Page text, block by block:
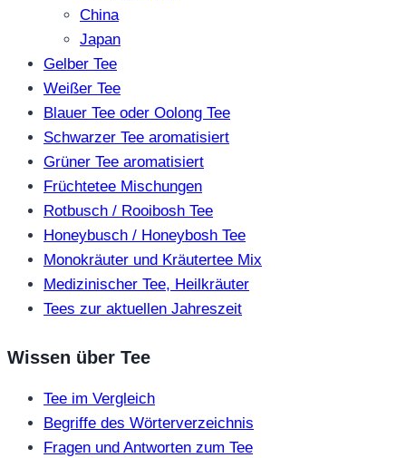
China
Japan
Gelber Tee
Weißer Tee
Blauer Tee oder Oolong Tee
Schwarzer Tee aromatisiert
Grüner Tee aromatisiert
Früchtetee Mischungen
Rotbusch / Rooibosh Tee
Honeybusch / Honeybosh Tee
Monokräuter und Kräutertee Mix
Medizinischer Tee, Heilkräuter
Tees zur aktuellen Jahreszeit
Wissen über Tee
Tee im Vergleich
Begriffe des Wörterverzeichnis
Fragen und Antworten zum Tee